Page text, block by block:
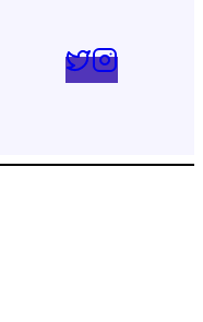
●آنلاین — پاسخ فوری